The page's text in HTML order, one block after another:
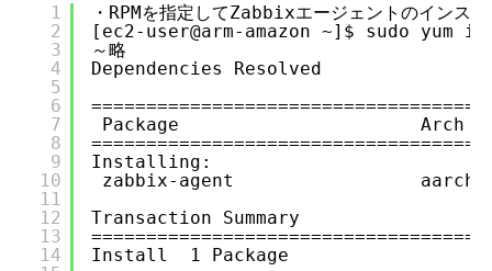
1
2
3
4
5
6
7
8
9
10
11
12
13
14
・RPMを指定してZabbixエージェントのインス
[ec2-user@arm-amazon ~]$ sudo yum
～略
Dependencies Resolved
Package                      Arch
Installing:
zabbix-agent
Transaction Summary
Install  1 Package